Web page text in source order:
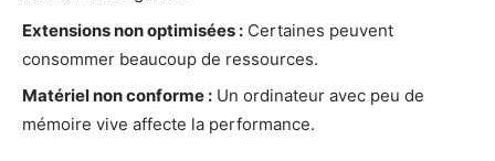
Extensions non optimisées : Certaines peuvent
consommer beaucoup de ressources.
Matériel non conforme : Un ordinateur avec peu de
mémoire vive affecte la performance.